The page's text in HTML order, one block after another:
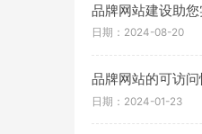
品牌网站建设助
日期：2024-08-20
品牌网站的可访
日期：2024-01-23